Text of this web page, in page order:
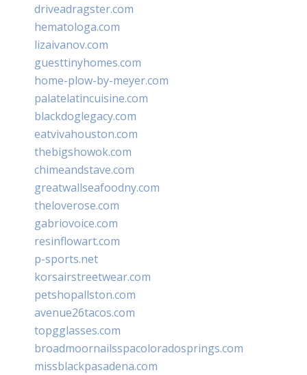
driveadragster.com
hematologa.com
lizaivanov.com
guesttinyhomes.com
home-plow-by-meyer.com
palatelatincuisine.com
blackdoglegacy.com
eatvivahouston.com
thebigshowok.com
chimeandstave.com
greatwallseafoodny.com
theloverose.com
gabriovoice.com
resinflowart.com
p-sports.net
korsairstreetwear.com
petshopallston.com
avenue26tacos.com
topgglasses.com
broadmoornailsspacoloradosprings.com
missblackpasadena.com